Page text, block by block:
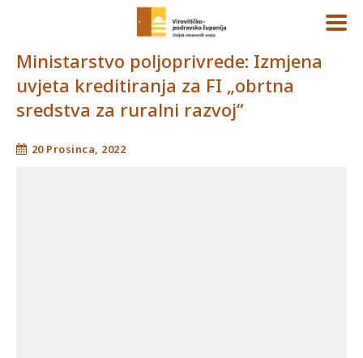
Ministarstvo poljoprivrede: Izmjena
uvjeta kreditiranja za FI „obrtna
sredstva za ruralni razvoj“
20 Prosinca, 2022